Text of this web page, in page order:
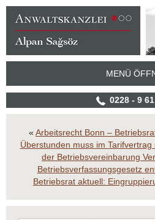
MENÜ
0228 - 9
« Arbeitsrecht Bonn –
Überstunden muss im
der Betriebsvereinbarung
Betriebsverfassungsgesetz
Betriebsrat aktuell: